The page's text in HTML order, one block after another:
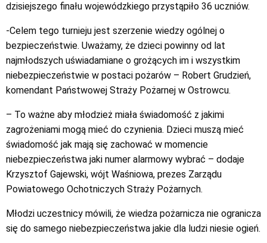
dzisiejszego finału wojewódzkiego przystąpiło 36 uczniów.
-Celem tego turnieju jest szerzenie wiedzy ogólnej o
bezpieczeństwie. Uważamy, że dzieci powinny od lat
najmłodszych uświadamiane o grożących im i wszystkim
niebezpieczeństwie w postaci pożarów – Robert Grudzień,
komendant Państwowej Straży Pożarnej w Ostrowcu.
– To ważne aby młodzież miała świadomość z jakimi
zagrożeniami mogą mieć do czynienia. Dzieci muszą mieć
świadomość jak mają się zachować w momencie
niebezpieczeństwa jaki numer alarmowy wybrać – dodaje
Krzysztof Gajewski, wójt Waśniowa, prezes Zarządu
Powiatowego Ochotniczych Straży Pożarnych.
Młodzi uczestnicy mówili, że wiedza pożarnicza nie ogranicza
się do samego niebezpieczeństwa jakie dla ludzi niesie ogień.